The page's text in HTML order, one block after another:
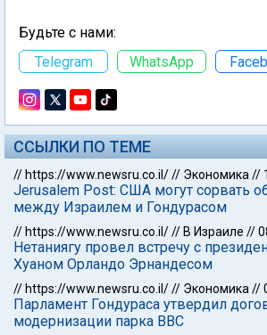
Будьте с нами:
Telegram
WhatsApp
ССЫЛКИ ПО ТЕМЕ
// https://www.newsru.co.il/// Экономика //
Jerusalem Post: США могут сорвать
между Израилем и Гондурасом
// https://www.newsru.co.il/// В Израиле //
Нетаниягу провел встречу с
Хуаном Орландо Эрнандесом
// https://www.newsru.co.il/// Экономика //
Парламент Гондураса утвердил
модернизации парка ВВС